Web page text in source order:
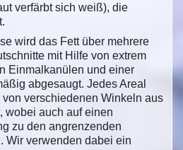
verfärbt sich weiß), die
wird das Fett über mehrere
mit Hilfe von extrem
Einmalkanülen und einer
abgesaugt. Jedes Areal
verschiedenen Winkeln aus
wobei auch auf einen
zu den angrenzenden
Wir verwenden dabei ein